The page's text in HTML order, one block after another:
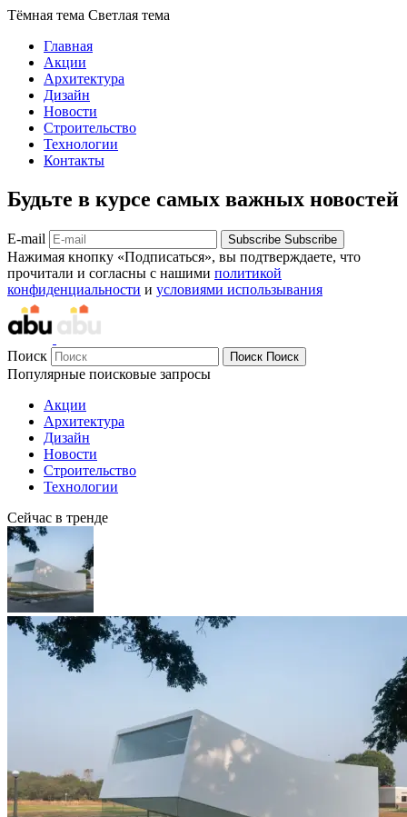
Тёмная тема Светлая тема
Главная
Акции
Архитектура
Дизайн
Новости
Строительство
Технологии
Контакты
Будьте в курсе самых важных новостей
E-mail Subscribe Subscribe
Нажимая кнопку «Подписаться», вы подтверждаете, что
прочитали и согласны с нашими политикой
конфиденциальности и условиями использывания
Поиск Поиск Поиск
Популярные поисковые запросы
Акции
Архитектура
Дизайн
Новости
Строительство
Технологии
Сейчас в тренде